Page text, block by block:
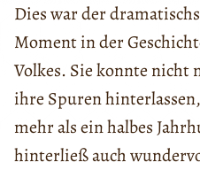
Dies war der
Moment in der
Volkes. Sie konnte nicht
ihre Spuren
mehr als ein halbes
hinterließ auch